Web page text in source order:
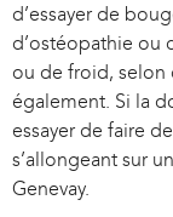
d’essayer de
d’ostéopathie ou
ou de froid, selon
également. Si la
essayer de faire
s’allongeant sur
Genevay.